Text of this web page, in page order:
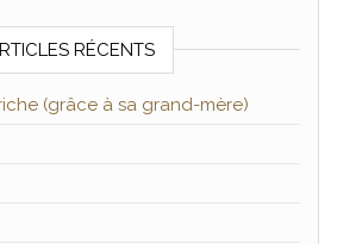
RÉCENTS
(grâce à sa grand-mère)